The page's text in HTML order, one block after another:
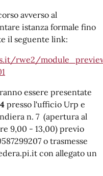
avverso al
istanza formale fino
il seguente link:
rwe2/
essere presentate
presso l'ufficio Urp e
n. 7 (apertura al
9,00 - 13,00) previo
o trasmesse
con allegato un